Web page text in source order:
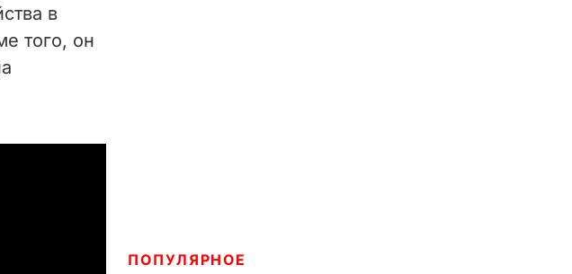
в
того, он
ПОПУЛЯРНОЕ